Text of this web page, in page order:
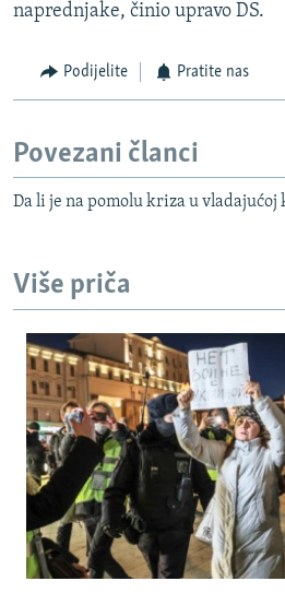
naprednjake, činio upravo DS.
Podijelite Pratite nas
Povezani članci
Da li je na pomolu kriza u vladajućoj
Više priča